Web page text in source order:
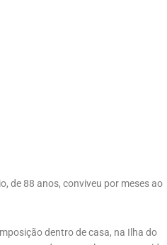
de 88 anos, conviveu por meses ao
dentro de casa, na Ilha do